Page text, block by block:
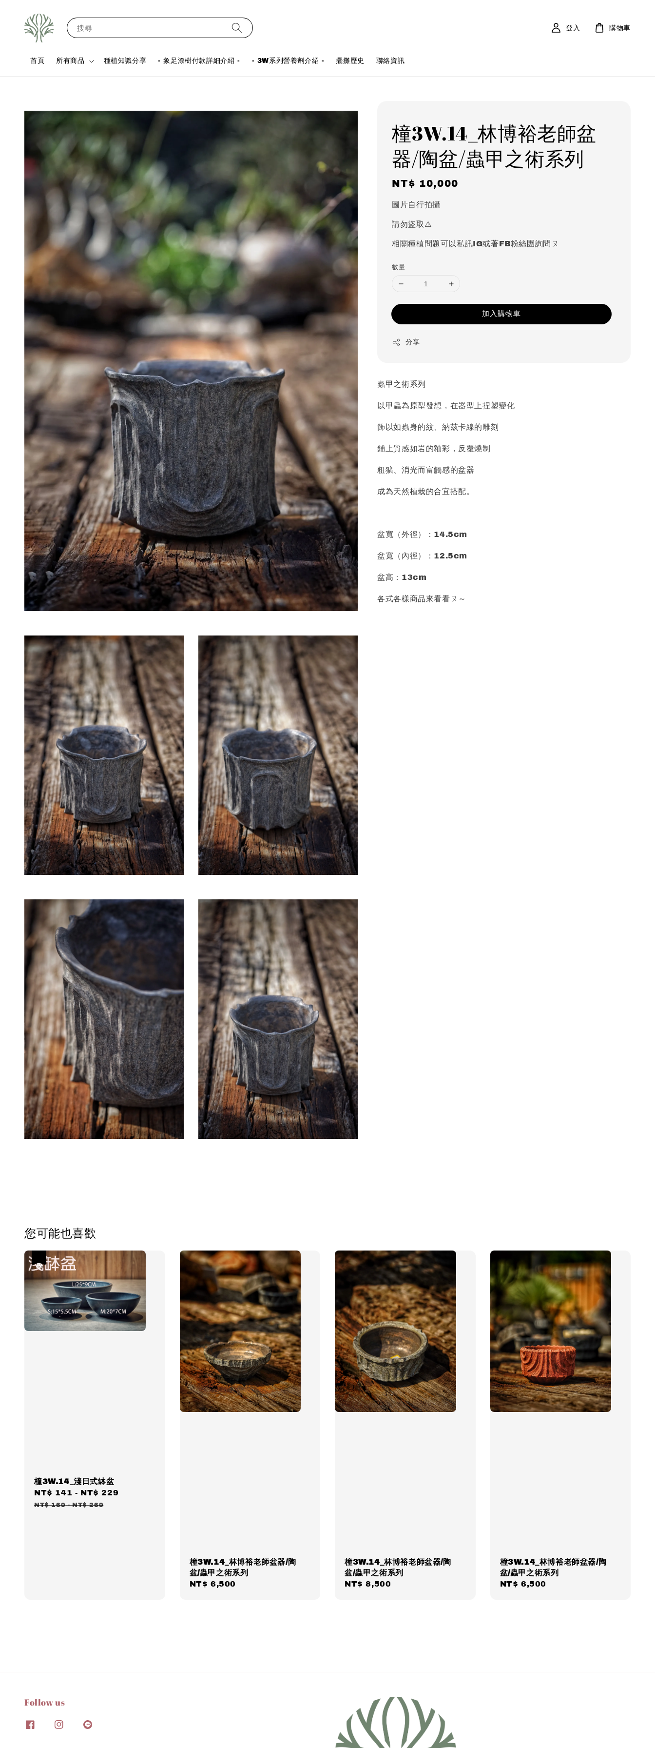
搜尋
首頁 所有商品 種植知識分享 - 象足漆樹付款詳細介紹 - - 3W系列營養劑介紹 - 擺攤歷史 聯絡資訊
登入 購物車
橦3W.14_林博裕老師盆
器/陶盆/蟲甲之術系列
Regular
NT$ 10,000
圖片自行拍攝
請勿盜取⚠️
相關種植問題可以私訊IG或著FB粉絲團詢問ㄡ
數量
加入購物車
分享
蟲甲之術系列
以甲蟲為原型發想，在器型上捏塑變化
飾以如蟲身的紋、納茲卡線的雕刻
鋪上質感如岩的釉彩，反覆燒制
粗獷、消光而富觸感的盆器
成為天然植栽的合宜搭配。
盆寬（外徑）：14.5cm
盆寬（內徑）：12.5cm
盆高：13cm
各式各樣商品來看看ㄡ～
您可能也喜歡
橦3W.14_淺日式缽盆
Sale
price
NT$ 141 - NT$ 229
NT$ 160-NT$ 260
橦3W.14_林博裕老師盆器/陶
盆/蟲甲之術系列
Regular
NT$ 6,500
橦3W.14_林博裕老師盆器/陶
盆/蟲甲之術系列
Regular
NT$ 8,500
橦3W.14_林博裕老師盆器/陶
盆/蟲甲之術系列
Regular
NT$ 6,500
Follow us